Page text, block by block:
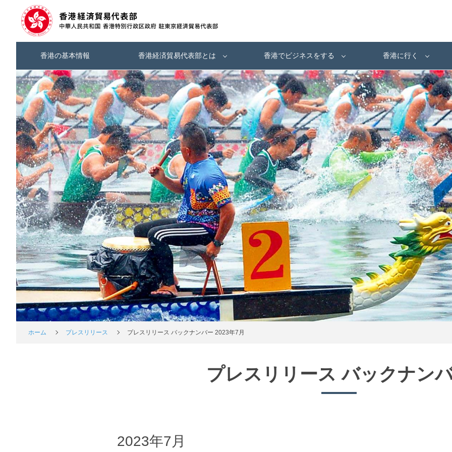
香港の基本情報 香港経済貿易代表部とは 香港でビジネスをする 香港に行く
ホーム プレスリリース プレスリリース バックナンバー 2023年7月
プレスリリース バックナン
2023年7月